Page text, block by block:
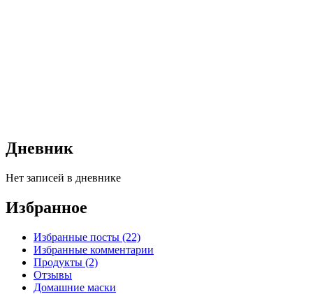
Дневник
Нет записей в дневнике
Избранное
Избранные посты (22)
Избранные комментарии
Продукты (2)
Отзывы
Домашние маски